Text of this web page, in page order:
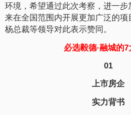
环境，希望通过此次考察，进一
来在全国范围内开展更加广泛的项
杨总裁等领导对此表示赞同。
必选毅德·融城的7
01
上市房企
实力背书